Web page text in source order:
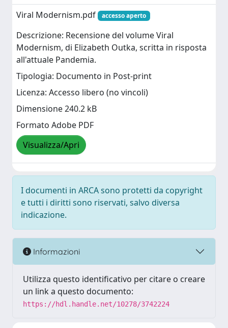
Viral Modernism.pdf
accesso aperto
Descrizione: Recensione del volume Viral
Modernism, di Elizabeth Outka, scritta in risposta
all'attuale Pandemia.
Tipologia: Documento in Post-print
Licenza: Accesso libero (no vincoli)
Dimensione 240.2 kB
Formato Adobe PDF
Visualizza/Apri
I documenti in ARCA sono protetti da copyright
e tutti i diritti sono riservati, salvo diversa
indicazione.
Informazioni
Utilizza questo identificativo per citare o creare
un link a questo documento:
https://hdl.handle.net/10278/3742224